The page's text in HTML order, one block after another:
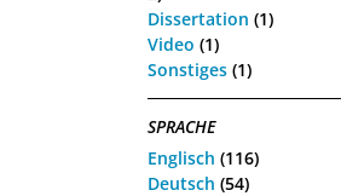
Dissertation (1)
Video (1)
Sonstiges (1)
SPRACHE
Englisch (116)
Deutsch (54)